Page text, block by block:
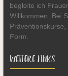
begleite ich
Willkommen. Bei
Form.
WEITERE LINKS